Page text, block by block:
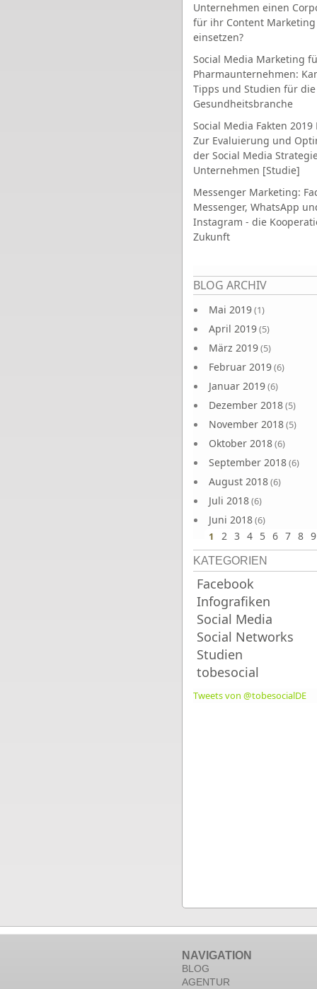
Unternehmen einen
für ihr Content Marketing
einsetzen?
Social Media Marketing
Pharmaunternehmen:
Tipps und Studien für die
Gesundheitsbranche
Social Media Fakten 2019
Zur Evaluierung und
der Social Media
Unternehmen [Studie]
Messenger Marketing:
Messenger, WhatsApp
Instagram - die
Zukunft
BLOG ARCHIV
Mai 2019(1)
April 2019(5)
März 2019(5)
Februar 2019(6)
Januar 2019(6)
Dezember 2018(5)
November 2018(5)
Oktober 2018(6)
September 2018(6)
August 2018(6)
Juli 2018(6)
Juni 2018(6)
Seiten
1 2 3 4 5 6 7 8 9
KATEGORIEN
Facebook
Infografiken
Social Media
Social Networks
Studien
tobesocial
Tweets von @tobesocialDE
NAVIGATION
BLOG
AGENTUR